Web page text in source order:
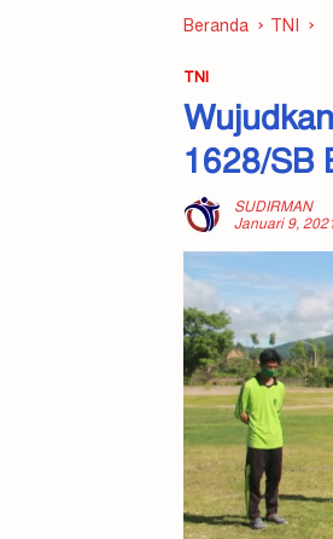
Beranda TNI
TNI
1628/SB
SUDIRMAN
Januari 9,